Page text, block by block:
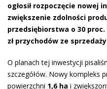
ogłosił rozpoczęcie nowej
zwiększenie zdolności
przedsiębiorstwa o 30
zł przychodów ze
O planach tej inwestycji
szczegółów. Nowy kompleks
powierzchni 1,6 ha i